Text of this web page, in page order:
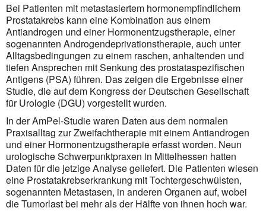
Bei Patienten mit metastasiertem hormonempfindlichem
Prostatakrebs kann eine Kombination aus einem
Antiandrogen und einer Hormonentzugstherapie, einer
sogenannten Androgendeprivationstherapie, auch unter
Alltagsbedingungen zu einem raschen, anhaltenden und
tiefen Ansprechen mit Senkung des prostataspezifischen
Antigens (PSA) führen. Das zeigen die Ergebnisse einer
Studie, die auf dem Kongress der Deutschen Gesellschaft
für Urologie (DGU) vorgestellt wurden.
In der AmPel-Studie waren Daten aus dem normalen
Praxisalltag zur Zweifachtherapie mit einem Antiandrogen
und einer Hormonentzugstherapie erfasst worden. Neun
urologische Schwerpunktpraxen in Mittelhessen hatten
Daten für die jetzige Analyse geliefert. Die Patienten wiesen
eine Prostatakrebserkrankung mit Tochtergeschwülsten,
sogenannten Metastasen, in anderen Organen auf, wobei
die Tumorlast bei mehr als der Hälfte von ihnen hoch war.